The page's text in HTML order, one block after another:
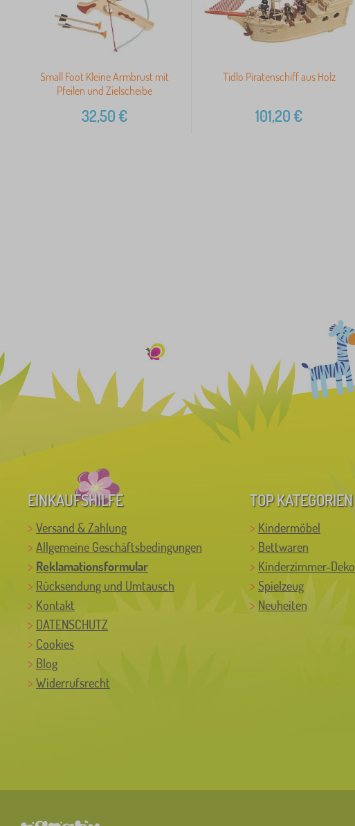
Small Foot Kleine Armbrust mit
Pfeilen und Zielscheibe
32,50€
Tidlo Piratenschiff aus Holz
101,20€
EINKAUFSHILFE
Versand & Zahlung
Allgemeine Geschäftsbedingungen
Reklamationsformular
Rücksendung und Umtausch
Kontakt
DATENSCHUTZ
Cookies
Blog
Widerrufsrecht
TOP KATEGORIEN
Kindermöbel
Bettwaren
Kinderzimmer-Deko
Spielzeug
Neuheiten